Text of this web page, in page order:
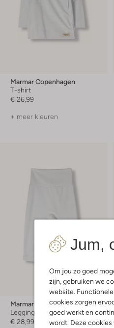
Jum,
Om jou zo goed
zijn, gebruiken we
website.
cookies zorgen
goed werkt en
wordt. Deze
Marmar Copenhagen
T-shirt
€ 26,99
+ meer kleuren
Marmar Copenhagen
Legging
€ 28,99